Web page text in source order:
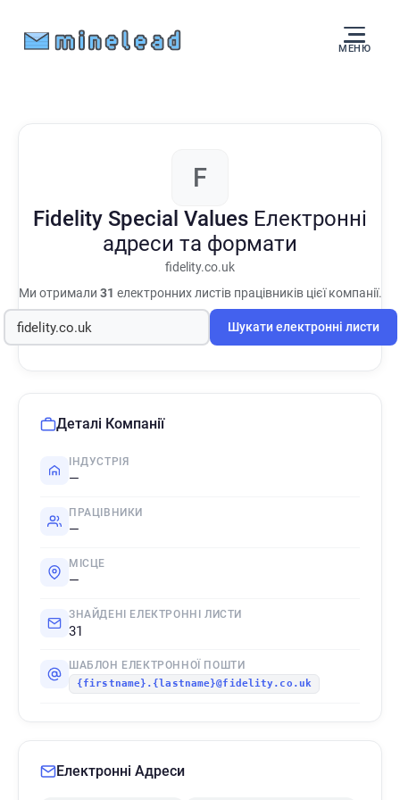
МЕНЮ
F
Fidelity Special Values Електронні
адреси та формати
fidelity.co.uk
Ми отримали 31 електронних листів працівників цієї компанії.
Шукати електронні листи
Деталі Компанії
ІНДУСТРІЯ
—
ПРАЦІВНИКИ
—
МІСЦЕ
—
ЗНАЙДЕНІ ЕЛЕКТРОННІ ЛИСТИ
31
ШАБЛОН ЕЛЕКТРОННОЇ ПОШТИ
{firstname}.{lastname}@fidelity.co.uk
Електронні Адреси